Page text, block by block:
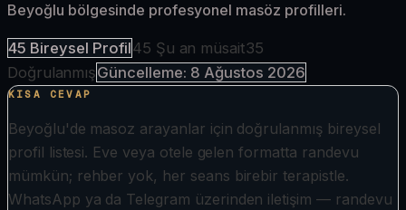
Beyoğlu bölgesinde profesyonel masöz profilleri.
45 Bireysel Profil45 Şu an müsait35
DoğrulanmışGüncelleme: 8 Ağustos 2026
KISA CEVAP
Beyoğlu'de masoz arayanlar için doğrulanmış bireysel
profil listesi. Eve veya otele gelen formatta randevu
mümkün; rehber yok, her seans birebir terapistle.
WhatsApp ya da Telegram üzerinden iletişim — randevu